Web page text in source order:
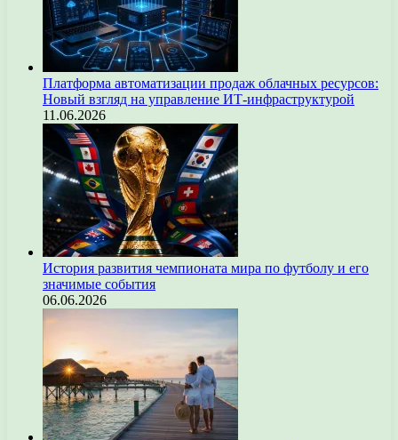
Платформа автоматизации продаж облачных ресурсов:
Новый взгляд на управление ИТ-инфраструктурой
11.06.2026
История развития чемпионата мира по футболу и его
значимые события
06.06.2026